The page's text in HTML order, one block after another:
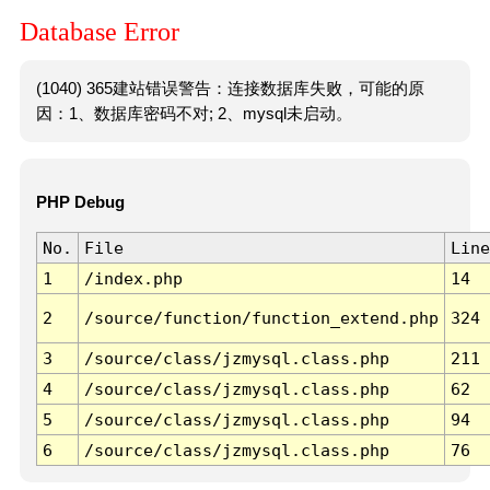
Database Error
(1040) 365建站错误警告：连接数据库失败，可能的原
因：1、数据库密码不对; 2、mysql未启动。
PHP Debug
No. File
Line
1
/index.php 14
2 /source/function/function_extend.php 324
3 /source/class/jzmysql.class.php
211
4
/source/class/jzmysql.class.php
62
5
/source/class/jzmysql.class.php
94
6
/source/class/jzmysql.class.php 76